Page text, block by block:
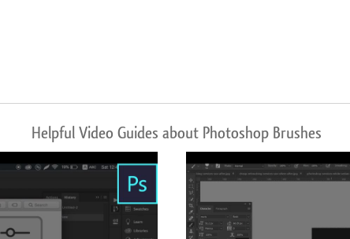
Helpful Video Guides about Photoshop Brushes